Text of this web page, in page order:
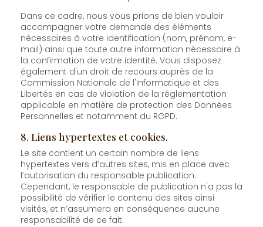
Dans ce cadre, nous vous prions de bien vouloir
accompagner votre demande des éléments
nécessaires à votre identification (nom, prénom, e-
mail) ainsi que toute autre information nécessaire à
la confirmation de votre identité. Vous disposez
également d'un droit de recours auprès de la
Commission Nationale de l'Informatique et des
Libertés en cas de violation de la réglementation
applicable en matière de protection des Données
Personnelles et notamment du RGPD.
8. Liens hypertextes et cookies.
Le site contient un certain nombre de liens
hypertextes vers d’autres sites, mis en place avec
l’autorisation du responsable publication.
Cependant, le responsable de publication n'a pas la
possibilité de vérifier le contenu des sites ainsi
visités, et n’assumera en conséquence aucune
responsabilité de ce fait.